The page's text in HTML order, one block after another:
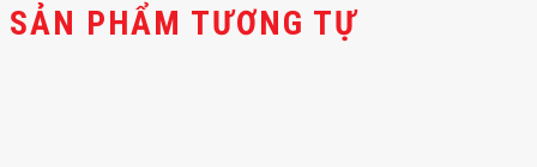
SẢN PHẨM TƯƠNG TỰ